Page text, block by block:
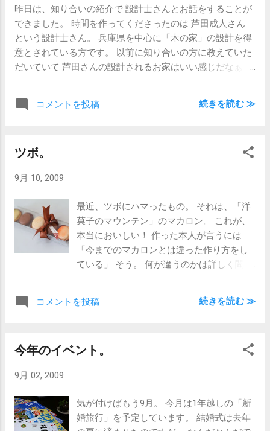
昨日は、知り合いの紹介で 設計士さんとお話をすることが
できました。 時間を作ってくださったのは 芦田成人さん
という設計士さん。 兵庫県を中心に「木の家」の設計を得
意とされている方です。 以前に知り合いの方に教えていた
だいていて 芦田さんの設計されるお家はいい感じだなぁ、
ォームを考えている という話をしていたところ、昨日お会
いすることができました。 しかし、理想の家の話は、尽き
る内に「あぁしたい、こうしたい」と どんどん希望が出て
こは焦らず、またいろいろ聞いていただこうと思います。
いや、ほんと早く実現させたいなぁ・・・
コメントを投稿 続きを読む ≫
ツボ。
9月 10, 2009
最近、ツボにハマったもの。 それは、「洋
菓子のマウンテン」のマカロン。 これが、
本当においしい！ 作った本人が言うには
「今までのマカロンとは違った作り方をし
ている」 そう。 何が違うのかは詳しく聞き
コメントを投稿 続きを読む ≫
今年のイベント。
9月 02, 2009
気が付けばもう9月。 今月は1年越しの「新
婚旅行」を予定しています。 結婚式は去年